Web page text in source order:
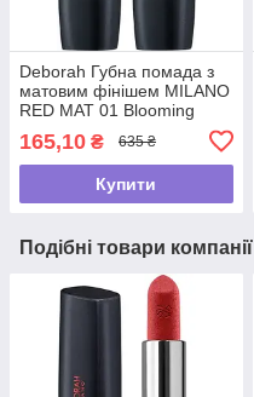
Deborah Губна помада з
матовим фінішем MILANO
RED MAT 01 Blooming
165,10 ₴ 635 ₴
Купити
Подібні товари компанії